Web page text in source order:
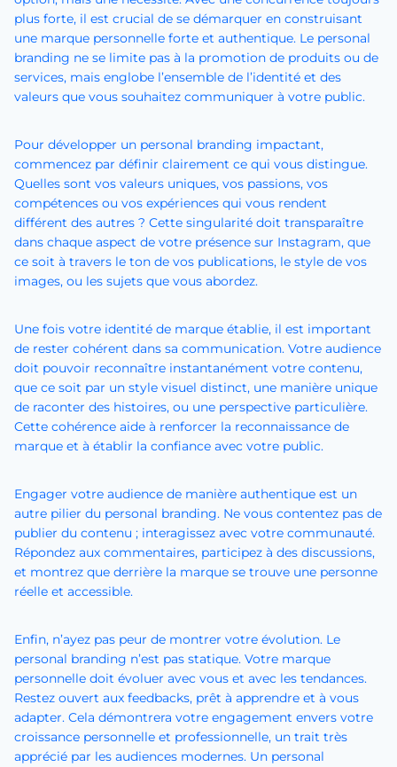
plus forte, il est crucial de se démarquer en construisant
une marque personnelle forte et authentique. Le personal
branding ne se limite pas à la promotion de produits ou de
services, mais englobe l’ensemble de l’identité et des
valeurs que vous souhaitez communiquer à votre public.
Pour développer un personal branding impactant,
commencez par définir clairement ce qui vous distingue.
Quelles sont vos valeurs uniques, vos passions, vos
compétences ou vos expériences qui vous rendent
différent des autres ? Cette singularité doit transparaître
dans chaque aspect de votre présence sur Instagram, que
ce soit à travers le ton de vos publications, le style de vos
images, ou les sujets que vous abordez.
Une fois votre identité de marque établie, il est important
de rester cohérent dans sa communication. Votre audience
doit pouvoir reconnaître instantanément votre contenu,
que ce soit par un style visuel distinct, une manière unique
de raconter des histoires, ou une perspective particulière.
Cette cohérence aide à renforcer la reconnaissance de
marque et à établir la confiance avec votre public.
Engager votre audience de manière authentique est un
autre pilier du personal branding. Ne vous contentez pas de
publier du contenu ; interagissez avec votre communauté.
Répondez aux commentaires, participez à des discussions,
et montrez que derrière la marque se trouve une personne
réelle et accessible.
Enfin, n’ayez pas peur de montrer votre évolution. Le
personal branding n’est pas statique. Votre marque
personnelle doit évoluer avec vous et avec les tendances.
Restez ouvert aux feedbacks, prêt à apprendre et à vous
adapter. Cela démontrera votre engagement envers votre
croissance personnelle et professionnelle, un trait très
apprécié par les audiences modernes. Un personal